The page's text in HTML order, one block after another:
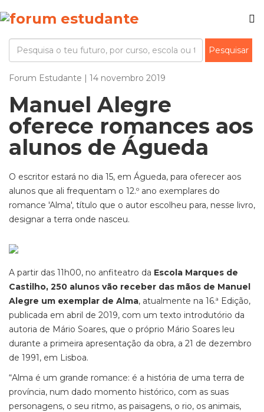
Forum Estudante | 14 novembro 2019
Manuel Alegre
oferece romances aos
alunos de Águeda
O escritor estará no dia 15, em Águeda, para oferecer aos
alunos que ali frequentam o 12.º ano exemplares do
romance 'Alma', título que o autor escolheu para, nesse livro,
designar a terra onde nasceu.
A partir das 11h00, no anfiteatro da Escola Marques de
Castilho, 250 alunos vão receber das mãos de Manuel
Alegre um exemplar de Alma, atualmente na 16.ª Edição,
publicada em abril de 2019, com um texto introdutório da
autoria de Mário Soares, que o próprio Mário Soares leu
durante a primeira apresentação da obra, a 21 de dezembro
de 1991, em Lisboa.
“Alma é um grande romance: é a história de uma terra de
província, num dado momento histórico, com as suas
personagens, o seu ritmo, as paisagens, o rio, os animais,